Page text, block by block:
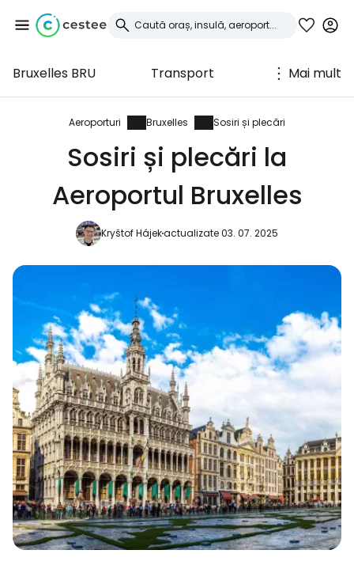
Bruxelles BRU Transport Mai mult
Aeroporturi Bruxelles Sosiri și plecări
Sosiri și plecări la
Aeroportul Bruxelles
Kryštof Hájekactualizate 03. 07. 2025
Conectați-vă la
Cestee
... comunitatea mondială a călătorilor
Continuați cu e-mailul